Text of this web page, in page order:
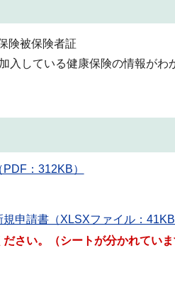
険被保険者証
入している健康保険の情報がわ
：312KB）
申請書（XLSXファイル：41KB
さい。（シートが分かれていま